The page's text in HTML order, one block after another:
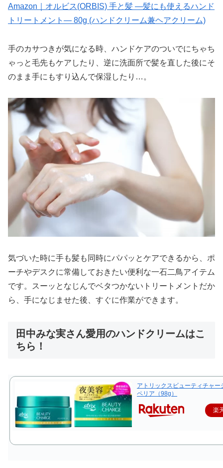
Amazon｜オルビス(ORBIS) 手と髪 ―髪にも使えるハンド
トリートメント― 80g (ハンドクリーム兼ヘアクリーム)
手のカサつきが気になる時、ハンドケアのついでにちゃち
ゃっと毛先もケアしたり、逆に洗面所で髪を直した後にそ
のまま手にもすり込んで保湿したり…。
気づいた時に手も髪も同時にパパッとケアできるから、ポ
ーチやデスクに常備しておきたい便利な一石二鳥アイテム
です。スーッとなじんでベタつかないトリートメントだか
ら、手になじませた後、すぐに作業ができます。
田中みな実さん愛用のハンドクリームはこ
ちら！
アトリックスビューティチャー
ペリア（98g）
楽